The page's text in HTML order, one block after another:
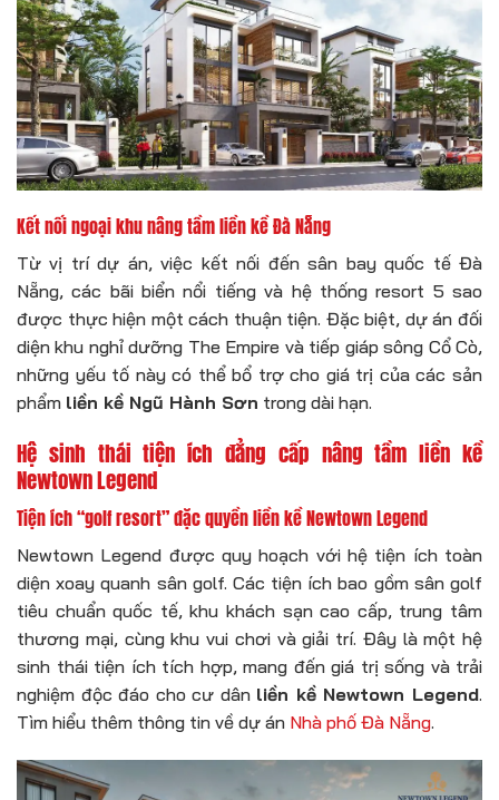
Kết nối ngoại khu nâng tầm liền kề Đà Nẵng
Từ vị trí dự án, việc kết nối đến sân bay quốc tế Đà
Nẵng, các bãi biển nổi tiếng và hệ thống resort 5 sao
được thực hiện một cách thuận tiện. Đặc biệt, dự án đối
diện khu nghỉ dưỡng The Empire và tiếp giáp sông Cổ Cò,
những yếu tố này có thể bổ trợ cho giá trị của các sản
phẩm liền kề Ngũ Hành Sơn trong dài hạn.
Hệ sinh thái tiện ích đẳng cấp nâng tầm liền kề
Newtown Legend
Tiện ích “golf resort” đặc quyền liền kề Newtown Legend
Newtown Legend được quy hoạch với hệ tiện ích toàn
diện xoay quanh sân golf. Các tiện ích bao gồm sân golf
tiêu chuẩn quốc tế, khu khách sạn cao cấp, trung tâm
thương mại, cùng khu vui chơi và giải trí. Đây là một hệ
sinh thái tiện ích tích hợp, mang đến giá trị sống và trải
nghiệm độc đáo cho cư dân liền kề Newtown Legend.
Tìm hiểu thêm thông tin về dự án Nhà phố Đà Nẵng.